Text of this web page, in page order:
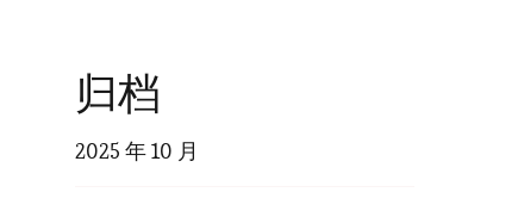
归档
2025 年 10 月